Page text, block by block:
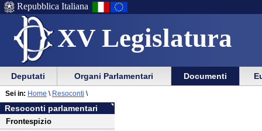
XV Legislatura
Menu
di
ausilio
alla
navigazione
Vai
Menu
di
navigazione
principale
Repubblica Italiana
Menu
di
navigazione
principale
Vai
menu
di
sezione
Deputati Organi Parlamentari Documenti
Vai
al
contenuto
Resoconti parlamentari
Frontespizio
Sei in: Home \ Resoconti \